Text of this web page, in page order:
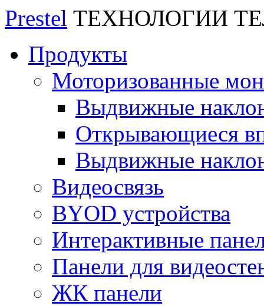
Prestel ТЕХНОЛОГИИ
Продукты
Моторизованные
Выдвижные
Открывающиеся
Выдвижные
Видеосвязь
BYOD устройства
Интерактивные
Панели для
ЖК панели